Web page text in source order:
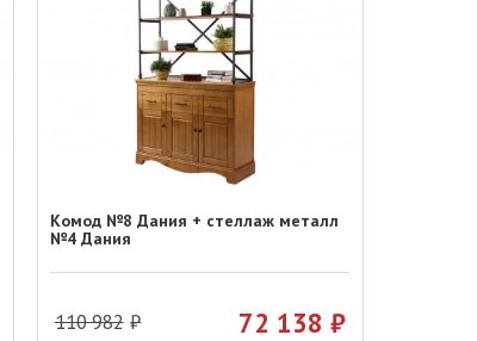
Комод №8 Дания + стеллаж металл
№4 Дания
110 982 72 138